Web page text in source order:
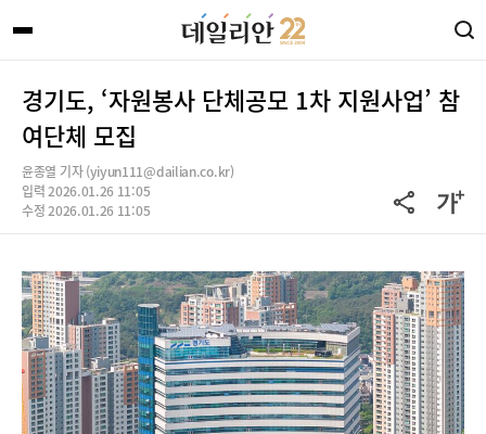
경기도, ‘자원봉사 단체공모 1차 지원사업’ 참
여단체 모집
윤종열 기자 (yiyun111@dailian.co.kr)
입력 2026.01.26 11:05
수정 2026.01.26 11:05